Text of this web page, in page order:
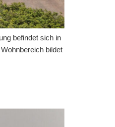
befindet sich in
bildet